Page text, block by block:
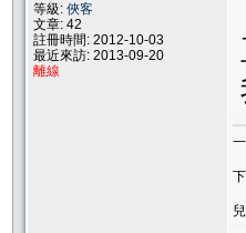
等級: 俠客
文章: 42
註冊時間: 2012-10-03
最近來訪: 2013-09-20
離線